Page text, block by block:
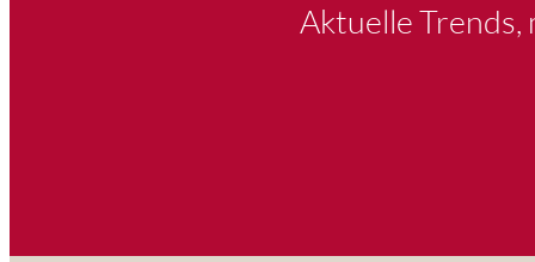
Aktuelle Trends,